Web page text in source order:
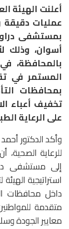
عمليات
بمستشفى دراو
أسوان، وذلك
بالمحافظة،
المستمر في
بمحافظات
تخفيف أعباء
على الرعاية
وأكد الدكتور
للرعاية
إلى مستشفى
استراتيجية
داخل محافظات
متقدمة
معايير الجودة